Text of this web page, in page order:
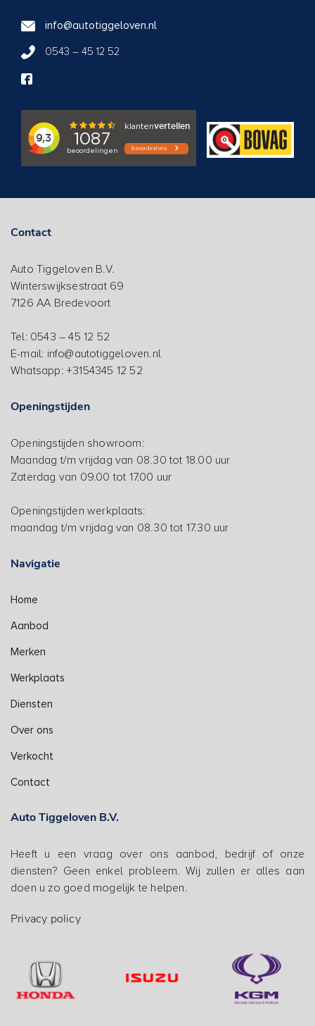
info@autotiggeloven.nl
0543 – 45 12 52
Contact
Auto Tiggeloven B.V.
Winterswijksestraat 69
7126 AA Bredevoort
Tel: 0543 – 45 12 52
E-mail: info@autotiggeloven.nl
Whatsapp: +3154345 12 52
Openingstijden
Openingstijden showroom:
Maandag t/m vrijdag van 08.30 tot 18.00 uur
Zaterdag van 09.00 tot 17.00 uur
Openingstijden werkplaats:
maandag t/m vrijdag van 08.30 tot 17.30 uur
Navigatie
Home
Aanbod
Merken
Werkplaats
Diensten
Over ons
Verkocht
Contact
Auto Tiggeloven B.V.
Heeft u een vraag over ons aanbod, bedrijf of onze
diensten? Geen enkel probleem. Wij zullen er alles aan
doen u zo goed mogelijk te helpen.
Privacy policy